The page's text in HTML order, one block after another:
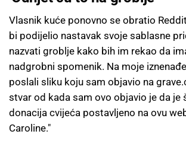
Vlasnik kuće ponovno se obratio
bi podijelio nastavak svoje sablasne
nazvati groblje kako bih im rekao da
nadgrobni spomenik. Na moje
poslali sliku koju sam objavio na
stvar od kada sam ovo objavio je da je
donacija cvijeća postavljeno na ovu
Caroline."